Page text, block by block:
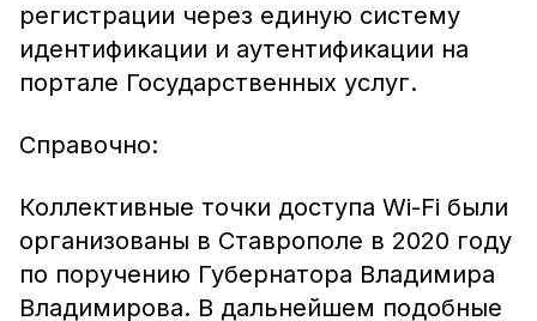
регистрации через единую систему
идентификации и аутентификации на
портале Государственных услуг.
Справочно:
Коллективные точки доступа Wi-Fi были
организованы в Ставрополе в 2020 году
по поручению Губернатора Владимира
Владимирова. В дальнейшем подобные